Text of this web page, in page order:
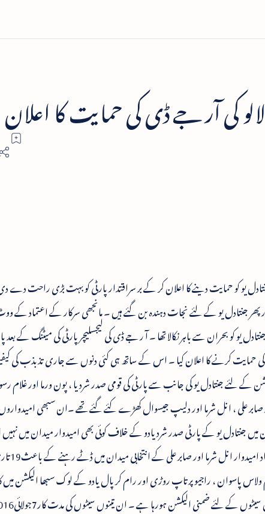
لالو کی آر جے ڈی کی حمایت کا اعلان
یو کو حمایت دینے کا اعلان کر کے بر سراقتدار پارٹی کو بہت بڑی راحت
پھر جنتادل یو کے لئے نجات دہندہ بن گئے ہیں ۔ مانجھی سرکار کے اعتماد
بحران سے باہر نکالا تھا ۔ آ ر جے ڈی کی لیجسلیچر پارٹی کی میٹنگ کے بعد
کی حمایت کرنے کا اعلان کیا ۔ اس کے ساتھ ہی کئی دنوں سے جاری تذبذب کی
کے لئے جنتادل یو کی جانب سے پارٹی کی قومی صدر شردیا ، پون ورما اور غلام
علی ، انل شرما اور دلیپ جیسوال کھڑے کئے گئے تھے ۔ان سبھی
جنتادل یو کے پارٹی صدر شردیادو کے خلاف کوئی بھی امیدوار میدان میں نہیں
شردیادو بلا
پاسوان ، راجیو پرتاپ روڑی اور رام کرپال یادو کے لوک سبھا الیکشن میں